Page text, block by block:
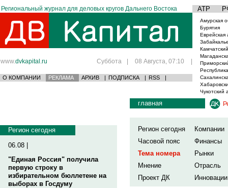
Региональный журнал для деловых кругов Дальнего Востока АТР
www.dvkapital.ru Суббота | 08 Августа, 07:10 |
О КОМПАНИИ РЕКЛАМА АРХИВ | ПОДПИСКА | RSS |
Амурская
Бурятия
Еврейская
Чукотский
Регион сегодня
06.08 |
"Единая Россия" получила
первую строку в
избирательном бюллетене на
выборах в Госдуму
главная
Регион сегодня
Компании
Часовой пояс
Финансы
Тема номера
Рынки
Мнение
Отрасль
Проект ДК
Инновации